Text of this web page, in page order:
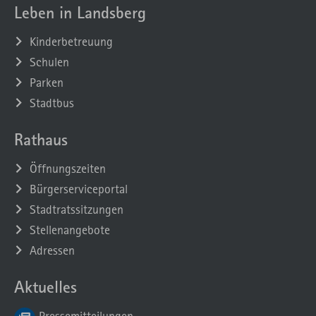
Leben in Landsberg
Kinderbetreuung
Schulen
Parken
Stadtbus
Rathaus
Öffnungszeiten
Bürgerserviceportal
Stadtratssitzungen
Stellenangebote
Adressen
Aktuelles